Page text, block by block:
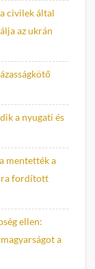
civilek által
az ukrán
a nyugati és
mentették a
fordított
ellen:
a